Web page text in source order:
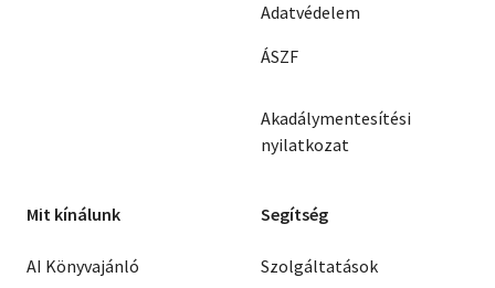
Adatvédelem
ÁSZF
Akadálymentesítési
nyilatkozat
Mit kínálunk
AI Könyvajánló
Segítség
Szolgáltatások